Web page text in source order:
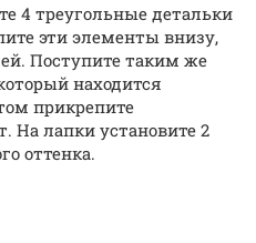
4 треугольные детальки
эти элементы внизу,
Поступите таким же
находится
прикрепите
На лапки установите 2
оттенка.